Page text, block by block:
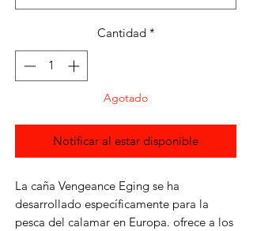
Cantidad *
Agotado
Notificar al estar disponible
La caña Vengeance Eging se ha
desarrollado específicamente para la
pesca del calamar en Europa. ofrece a los